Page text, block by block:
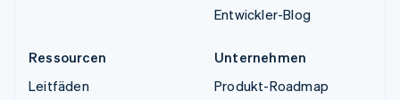
Entwickler-Blog
Ressourcen
Leitfäden
Unternehmen
Produkt-Roadmap